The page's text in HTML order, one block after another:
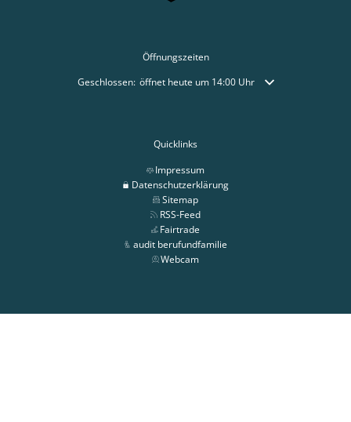
Öffnungszeiten
Klicken, um weitere Öffnungs- oder Schließzeiten
Geschlossen: öffnet heute um 14:00 Uhr
Quicklinks
Impressum
Datenschutzerklärung
Sitemap
RSS-Feed
Fairtrade
audit berufundfamilie
Webcam